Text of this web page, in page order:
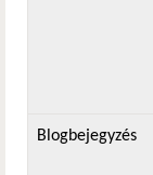
Blogbejegyzés